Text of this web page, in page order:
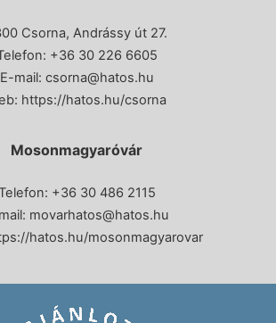
Csorna, Andrássy út 27.
+36 30 226 6605
E-mail: csorna@hatos.hu
https://hatos.hu/csorna
Mosonmagyaróvár
+36 30 486 2115
movarhatos@hatos.hu
hatos.hu/mosonmagyarovar